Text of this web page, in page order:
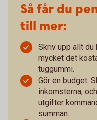
Så får du
till mer:
Skriv upp allt du
mycket det
tuggummi.
Gör en budget.
inkomsterna,
utgifter
summan.